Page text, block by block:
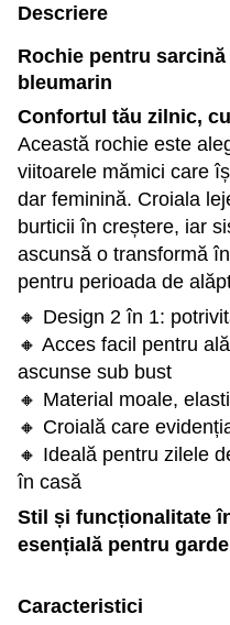
Descriere
Rochie pentru
bleumarin
Confortul tău zilnic,
Această rochie este
viitoarele mămici care
dar feminină. Croiala
burticii în creștere, iar
ascunsă o transformă
pentru perioada de
🔸 Design 2 în 1:
🔸 Acces facil pentru
ascunse sub bust
🔸 Material moale,
🔸 Croială care
🔸 Ideală pentru zilele
în casă
Stil și funcționalitate
esențială pentru
Caracteristici